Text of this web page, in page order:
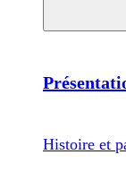
Histoire et